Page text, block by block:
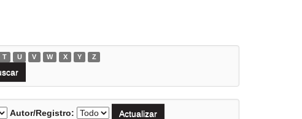
T U V W X Y Z
Autor/Registro: